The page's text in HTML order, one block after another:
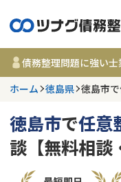
債務整理問題に強い
ホーム 徳島県 徳島市
徳島市で任意
談【無料相談